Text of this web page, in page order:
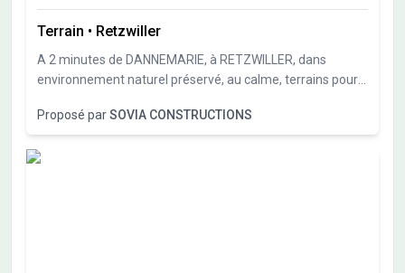
Terrain • Retzwiller
A 2 minutes de DANNEMARIE, à RETZWILLER, dans
environnement naturel préservé, au calme, terrains pour
possible et garage en sous-sol possible. Travaux de
viabilités démarrés. Terrains vendus viabilisés, libres de
constructeurs et architectes. Vente directe par
Proposé parSOVIA CONSTRUCTIONS